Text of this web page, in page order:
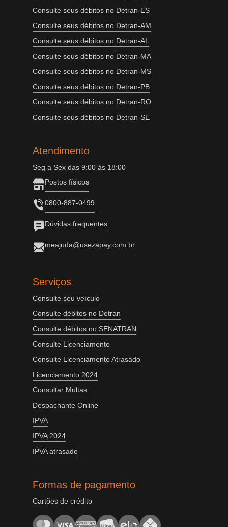
Consulte seus débitos no Detran-ES
Consulte seus débitos no Detran-AM
Consulte seus débitos no Detran-AL
Consulte seus débitos no Detran-MA
Consulte seus débitos no Detran-MS
Consulte seus débitos no Detran-PB
Consulte seus débitos no Detran-RO
Consulte seus débitos no Detran-SE
Atendimento
Seg a Sex das 9:00 às 18:00
Postos físicos
0800-887-0499
Dúvidas frequentes
meajuda@usezapay.com.br
Serviços
Consulte seu veículo
Consulte débitos no Detran
Consulte débitos no SENATRAN
Consulte Licenciamento
Consulte Licenciamento Atrasado
Licenciamento 2024
Consultar Multas
Despachante Online
IPVA
IPVA 2024
IPVA atrasado
Formas de pagamento
Cartões de crédito